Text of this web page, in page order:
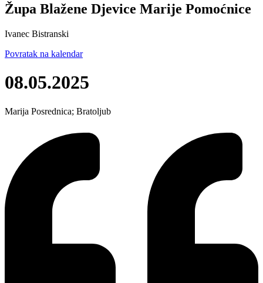
Župa Blažene Djevice Marije Pomoćnice
Ivanec Bistranski
Povratak na kalendar
08.05.2025
Marija Posrednica; Bratoljub